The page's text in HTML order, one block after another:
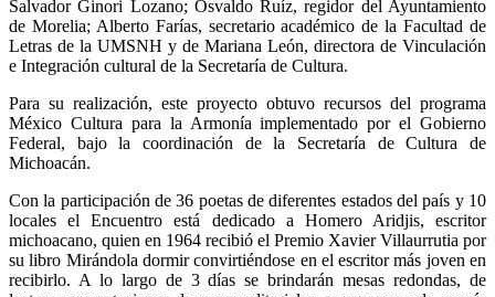
Salvador Ginori Lozano; Osvaldo Ruíz, regidor del Ayuntamiento
de Morelia; Alberto Farías, secretario académico de la Facultad de
Letras de la UMSNH y de Mariana León, directora de Vinculación
e Integración cultural de la Secretaría de Cultura.
Para su realización, este proyecto obtuvo recursos del programa
México Cultura para la Armonía implementado por el Gobierno
Federal, bajo la coordinación de la Secretaría de Cultura de
Michoacán.
Con la participación de 36 poetas de diferentes estados del país y 10
locales el Encuentro está dedicado a Homero Aridjis, escritor
michoacano, quien en 1964 recibió el Premio Xavier Villaurrutia por
su libro Mirándola dormir convirtiéndose en el escritor más joven en
recibirlo. A lo largo de 3 días se brindarán mesas redondas, de